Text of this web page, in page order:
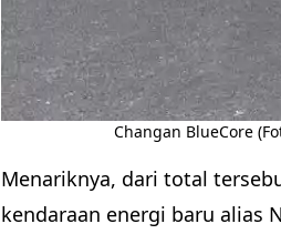
Changan BlueCore
Menariknya, dari total
kendaraan energi baru alias